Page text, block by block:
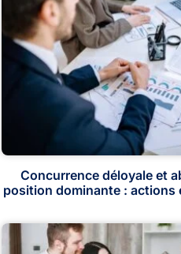
Concurrence déloyale et
position dominante : actions